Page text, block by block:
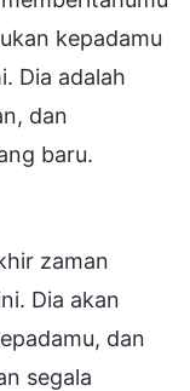
kepadamu
Dia adalah
dan
baru.
zaman
Dia akan
dan
segala